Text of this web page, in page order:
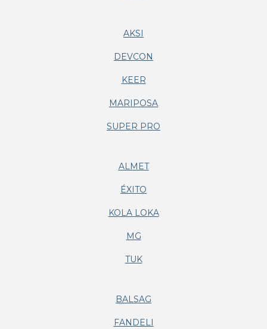
AKSI
DEVCON
KEER
MARIPOSA
SUPER PRO
ALMET
ÉXITO
KOLA LOKA
MG
TUK
BALSAG
FANDELI